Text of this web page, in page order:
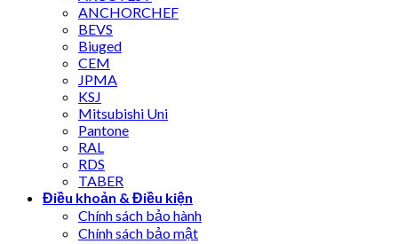
ANCHORCHEF
BEVS
Biuged
CEM
JPMA
KSJ
Mitsubishi Uni
Pantone
RAL
RDS
TABER
Điều khoản & Điều kiện
Chính sách bảo hành
Chính sách bảo mật